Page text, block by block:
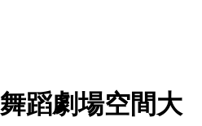
蹈劇場空間大